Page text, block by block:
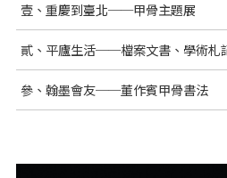
壹、重慶到臺北──甲骨主題展
貳、平廬生活──檔案文書、學術札
參、翰墨會友──董作賓甲骨書法